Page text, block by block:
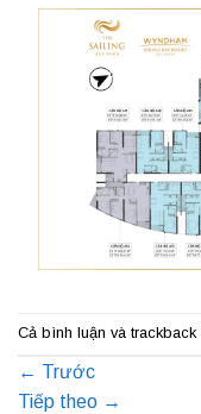
Cả bình luận và
← Trước
Tiếp theo →